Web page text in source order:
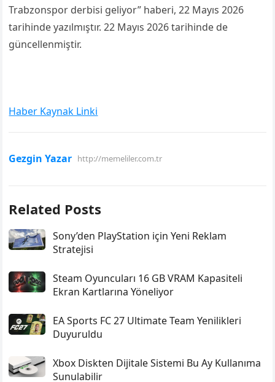
Trabzonspor derbisi geliyor” haberi, 22 Mayıs 2026
tarihinde yazılmıştır. 22 Mayıs 2026 tarihinde de
güncellenmiştir.
Haber Kaynak Linki
Gezgin Yazar http://memeliler.com.tr
Related Posts
Sony’den PlayStation için Yeni Reklam
Stratejisi
Steam Oyuncuları 16 GB VRAM Kapasiteli
Ekran Kartlarına Yöneliyor
EA Sports FC 27 Ultimate Team Yenilikleri
Duyuruldu
Xbox Diskten Dijitale Sistemi Bu Ay Kullanıma
Sunulabilir